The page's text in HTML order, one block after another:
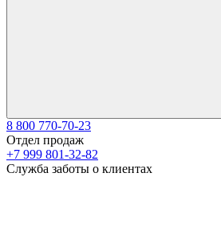
8 800 770-70-23
Отдел продаж
+7 999 801-32-82
Служба заботы о клиентах